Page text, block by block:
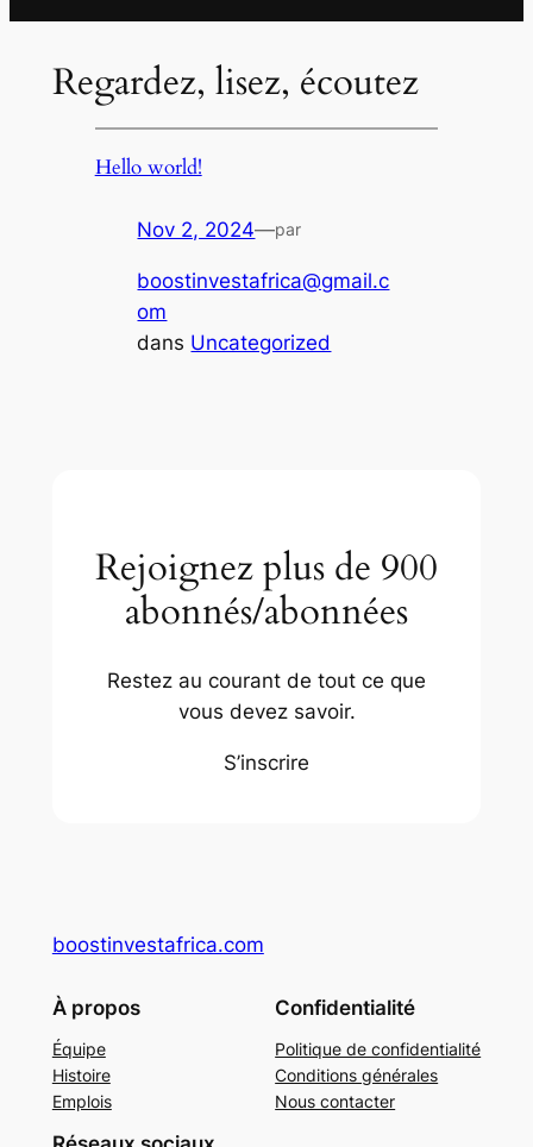
Regardez, lisez, écoutez
Hello world!
Nov 2, 2024—par
boostinvestafrica@gmail.c
om
dans Uncategorized
Rejoignez plus de 900
abonnés/abonnées
Restez au courant de tout ce que
vous devez savoir.
S’inscrire
boostinvestafrica.com
À propos
Équipe
Histoire
Emplois
Confidentialité
Politique de confidentialité
Conditions générales
Nous contacter